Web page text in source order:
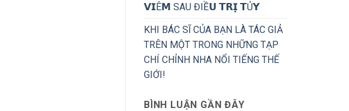
𝗩𝗜Ê𝗠 SAU ĐIỀ𝗨 𝗧𝗥𝗜̣ 𝗧Ủ𝗬
KHI BÁC SĨ CỦA BẠN LÀ TÁC GIẢ
TRÊN MỘT TRONG NHỮNG TẠP
CHÍ CHỈNH NHA NỔI TIẾNG THẾ
GIỚI!
BÌNH LUẬN GẦN ĐÂY